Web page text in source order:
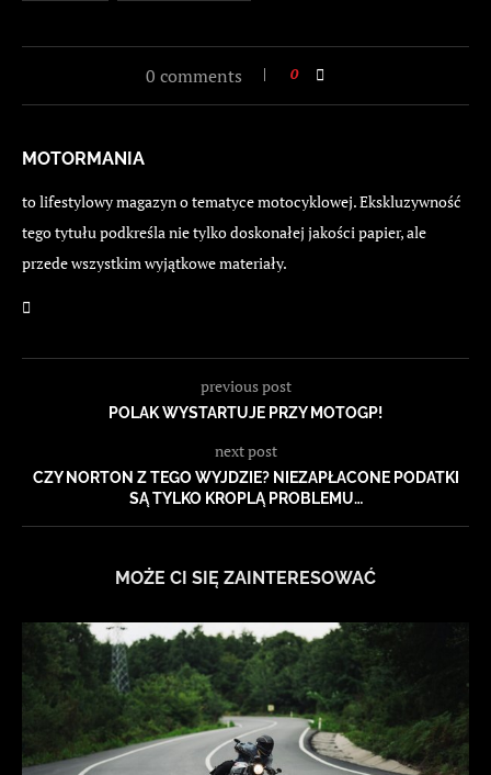
0 comments 0
MOTORMANIA
to lifestylowy magazyn o tematyce motocyklowej. Ekskluzywność
tego tytułu podkreśla nie tylko doskonałej jakości papier, ale
przede wszystkim wyjątkowe materiały.
previous post
POLAK WYSTARTUJE PRZY MOTOGP!
next post
CZY NORTON Z TEGO WYJDZIE? NIEZAPŁACONE PODATKI
SĄ TYLKO KROPLĄ PROBLEMU…
MOŻE CI SIĘ ZAINTERESOWAĆ